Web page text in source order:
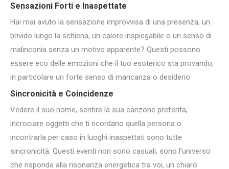
Sensazioni Forti e Inaspettate
Hai mai avuto la sensazione improvvisa di una presenza, un
brivido lungo la schiena, un calore inspiegabile o un senso di
malinconia senza un motivo apparente? Questi possono
essere eco delle emozioni che il tuo esoterico sta provando,
in particolare un forte senso di mancanza o desiderio.
Sincronicità e Coincidenze
Vedere il suo nome, sentire la sua canzone preferita,
incrociare oggetti che ti ricordano quella persona o
incontrarla per caso in luoghi inaspettati sono tutte
sincronicità. Questi eventi non sono casuali; sono l’universo
che risponde alla risonanza energetica tra voi, un chiaro